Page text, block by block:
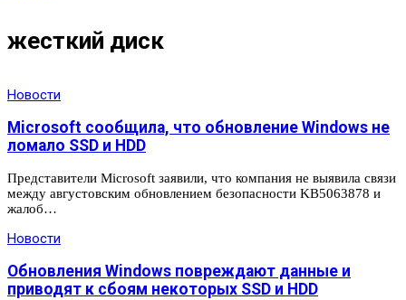
жесткий диск
Новости
Microsoft сообщила, что обновление Windows не
ломало SSD и HDD
Представители Microsoft заявили, что компания не выявила связи
между августовским обновлением безопасности KB5063878 и
жалоб…
Новости
Обновления Windows повреждают данные и
приводят к сбоям некоторых SSD и HDD